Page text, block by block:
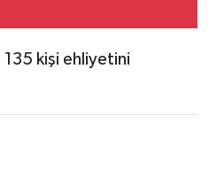
kişi ehliyetini